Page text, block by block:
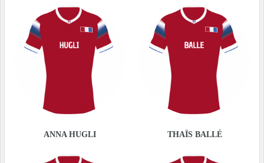
ANNA HUGLI THAÏS BALLÉ